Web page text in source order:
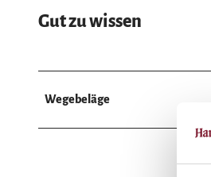
Gut zu wissen
Wegebeläge